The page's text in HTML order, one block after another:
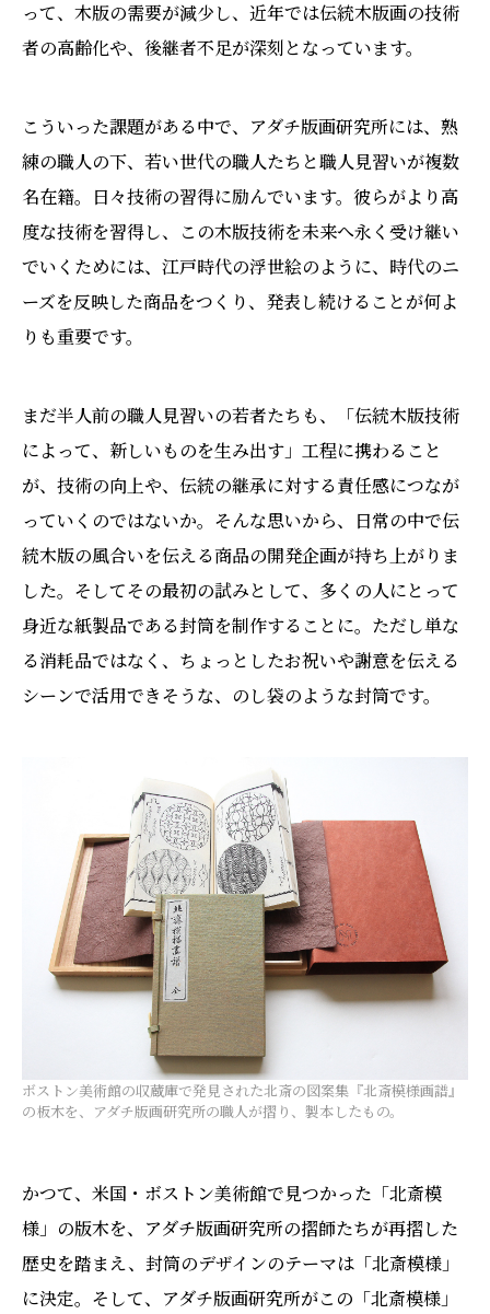
って、木版の需要が減少し、近年では伝統木版画の技術
者の高齢化や、後継者不足が深刻となっています。
こういった課題がある中で、アダチ版画研究所には、熟
練の職人の下、若い世代の職人たちと職人見習いが複数
名在籍。日々技術の習得に励んでいます。彼らがより高
度な技術を習得し、この木版技術を未来へ永く受け継い
でいくためには、江戸時代の浮世絵のように、時代のニ
ーズを反映した商品をつくり、発表し続けることが何よ
りも重要です。
まだ半人前の職人見習いの若者たちも、「伝統木版技術
によって、新しいものを生み出す」工程に携わること
が、技術の向上や、伝統の継承に対する責任感につなが
っていくのではないか。そんな思いから、日常の中で伝
統木版の風合いを伝える商品の開発企画が持ち上がりま
した。そしてその最初の試みとして、多くの人にとって
身近な紙製品である封筒を制作することに。ただし単な
る消耗品ではなく、ちょっとしたお祝いや謝意を伝える
シーンで活用できそうな、のし袋のような封筒です。
ボストン美術館の収蔵庫で発見された北斎の図案集『北斎模様画譜』
の板木を、アダチ版画研究所の職人が摺り、製本したもの。
かつて、米国・ボストン美術館で見つかった「北斎模
様」の版木を、アダチ版画研究所の摺師たちが再摺した
歴史を踏まえ、封筒のデザインのテーマは「北斎模様」
に決定。そして、アダチ版画研究所がこの「北斎模様」